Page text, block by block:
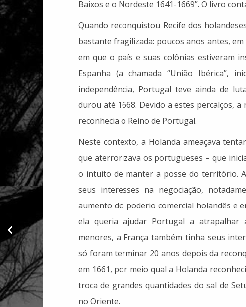
Uma temporada de
facões em Ruanda
Baixos e o Nordeste 1641-1669”. O livro
Quando reconquistou Recife dos
bastante fragilizada: poucos anos antes,
em que o país e suas colônias estiveram
Espanha (a chamada “União Ibérica”,
independência, Portugal teve ainda de
durou até 1668. Devido a estes percalços,
reconhecia o Reino de Portugal.
Neste contexto, a Holanda ameaçava
que aterrorizava os portugueses – que
o intuito de manter a posse do território.
seus interesses na negociação,
aumento do poderio comercial holandês e
ela queria ajudar Portugal a atrapalhar
menores, a França também tinha seus
só foram terminar 20 anos depois da
em 1661, por meio qual a Holanda
troca de grandes quantidades do sal de
no Oriente.